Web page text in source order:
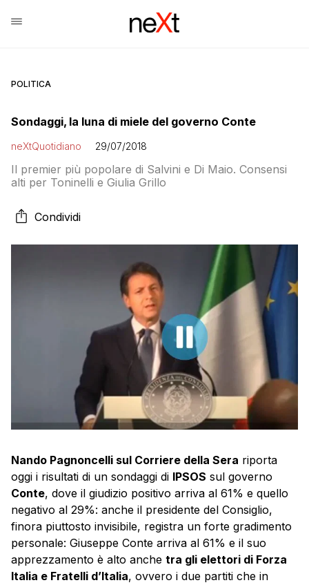
POLITICA
Sondaggi, la luna di miele del governo Conte
neXtQuotidiano 29/07/2018
Il premier più popolare di Salvini e Di Maio. Consensi
alti per Toninelli e Giulia Grillo
Condividi
Nando Pagnoncelli sul Corriere della Sera riporta
oggi i risultati di un sondaggi di IPSOS sul governo
Conte, dove il giudizio positivo arriva al 61% e quello
negativo al 29%: anche il presidente del Consiglio,
finora piuttosto invisibile, registra un forte gradimento
personale: Giuseppe Conte arriva al 61% e il suo
apprezzamento è alto anche tra gli elettori di Forza
Italia e Fratelli d’Italia, ovvero i due partiti che in